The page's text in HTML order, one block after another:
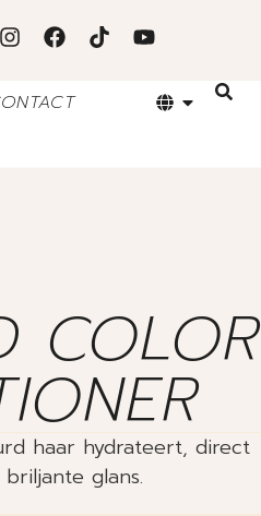
COLOR
haar hydrateert, direct
glans.